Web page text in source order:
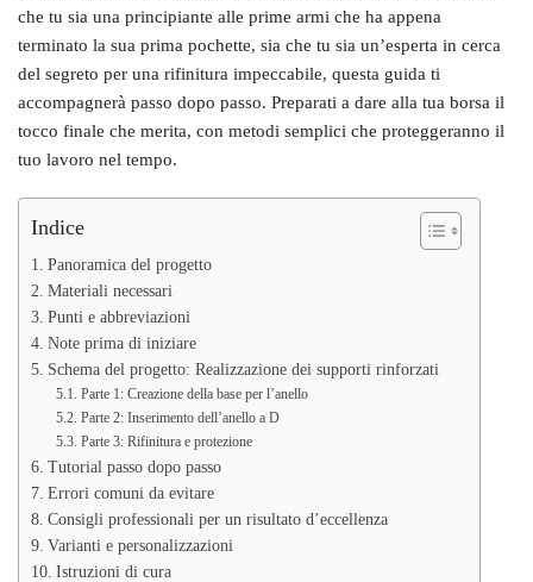
che tu sia una principiante alle prime armi che ha appena
terminato la sua prima pochette, sia che tu sia un’esperta in cerca
del segreto per una rifinitura impeccabile, questa guida ti
accompagnerà passo dopo passo. Preparati a dare alla tua borsa il
tocco finale che merita, con metodi semplici che proteggeranno il
tuo lavoro nel tempo.
Indice
Panoramica del progetto
Materiali necessari
Punti e abbreviazioni
Note prima di iniziare
Schema del progetto: Realizzazione dei supporti rinforzati
Parte 1: Creazione della base per l’anello
Parte 2: Inserimento dell’anello a D
Parte 3: Rifinitura e protezione
Tutorial passo dopo passo
Errori comuni da evitare
Consigli professionali per un risultato d’eccellenza
Varianti e personalizzazioni
Istruzioni di cura